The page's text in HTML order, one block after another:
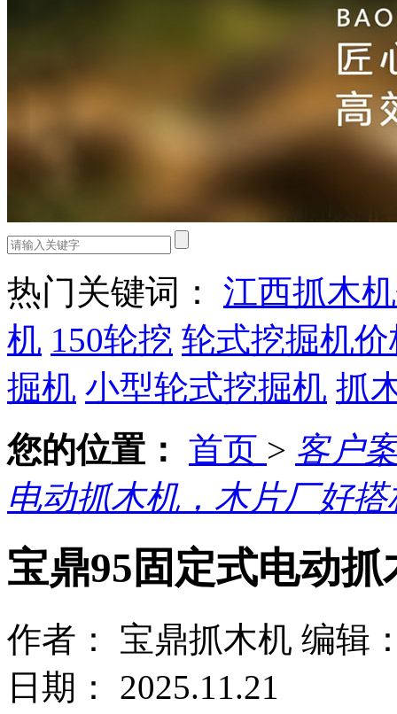
热门关键词： 江西抓木
机 150轮挖 轮式挖掘机
掘机 小型轮式挖掘机 抓
您的位置： 首页 > 客户
电动抓木机，木片厂好搭
宝鼎95固定式电动
作者： 宝鼎抓木机 编辑
日期： 2025.11.21